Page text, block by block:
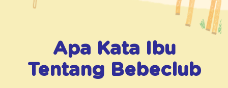
Apa Kata Ibu
Tentang Bebeclub